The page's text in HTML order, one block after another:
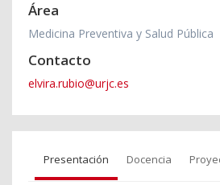
Área
Medicina Preventiva y Salud Pública
Contacto
elvira.rubio@urjc.es
Presentación Docencia